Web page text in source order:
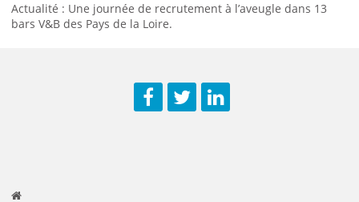
Actualité : Une journée de recrutement à l’aveugle dans 13
bars V&B des Pays de la Loire.